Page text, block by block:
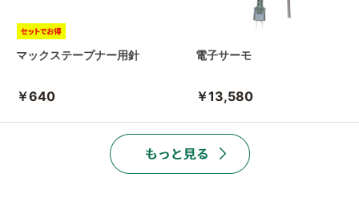
マックステープナー用針
￥640
電子サーモ
￥13,580